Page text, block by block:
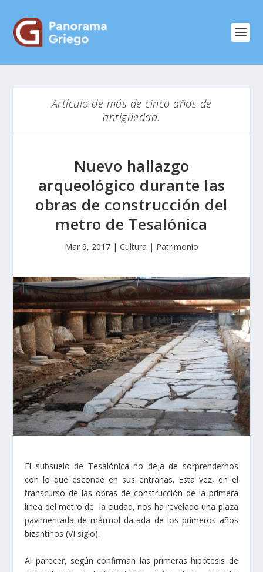
Artículo de más de cinco años de
antigüedad.
Nuevo hallazgo
arqueológico durante las
obras de construcción del
metro de Tesalónica
Mar 9, 2017 | Cultura | Patrimonio
El subsuelo de Tesalónica no deja de sorprendernos
con lo que esconde en sus entrañas. Esta vez, en el
transcurso de las obras de construcción de la primera
línea del metro de la ciudad, nos ha revelado una plaza
pavimentada de mármol datada de los primeros años
bizantinos (VI siglo).
Al parecer, según confirman las primeras hipótesis de